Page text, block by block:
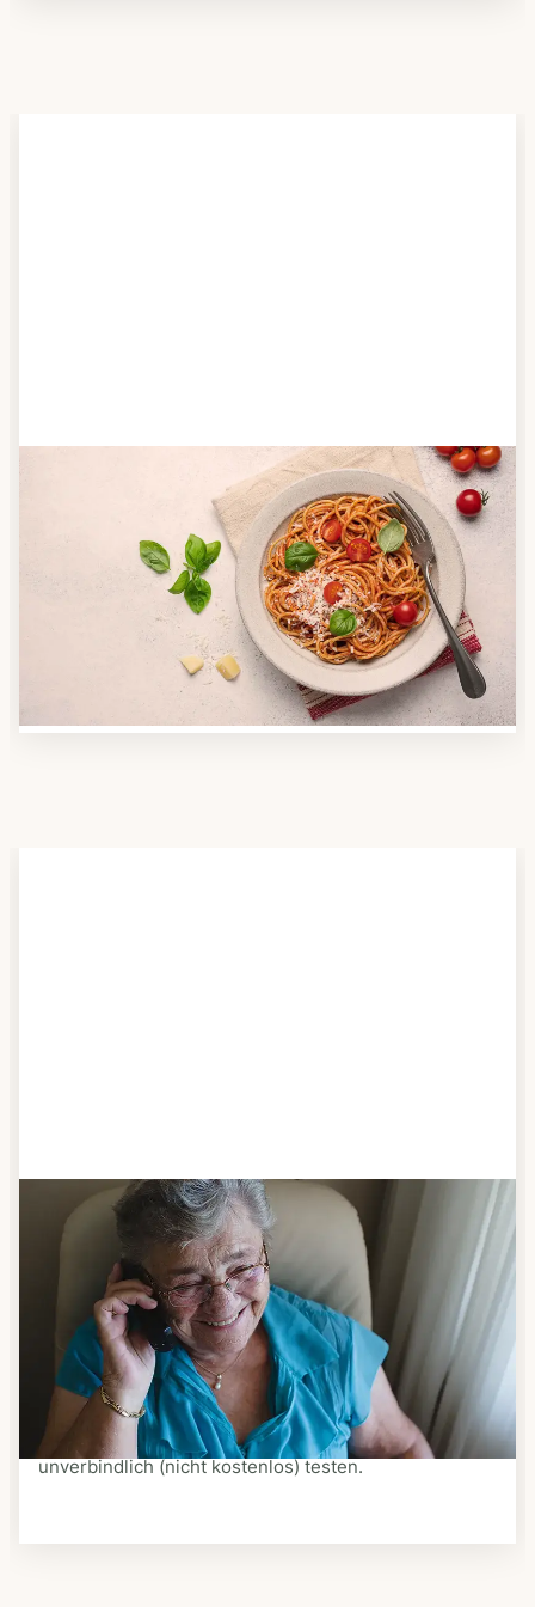
Anbieter finden
Nutzen Sie unsere große Mahlzeiten-Dienst-Suche,
um herauszufinden, welche Anbieter es in Ihrer
Region gibt und welcher am besten zu Ihnen passt.
Verschaffen Sie sich auch einen Überblick über die
Essen auf Rädern-Kosten.
Schritt 3
Bestellen & liefern lassen
Suchen Sie sich aus dem Speiseplan Ihres Anbieters
aus, was Ihnen schmeckt. Bestellen Sie telefonisch,
schriftlich oder im Online-Shop Ihres Anbieters.
Ein Kurier liefert Ihnen das bestellte Essen zum
vereinbarten Zeitpunkt nach Hause. Bei vielen
Anbietern können Sie Essen auf Rädern auch
unverbindlich (nicht kostenlos) testen.